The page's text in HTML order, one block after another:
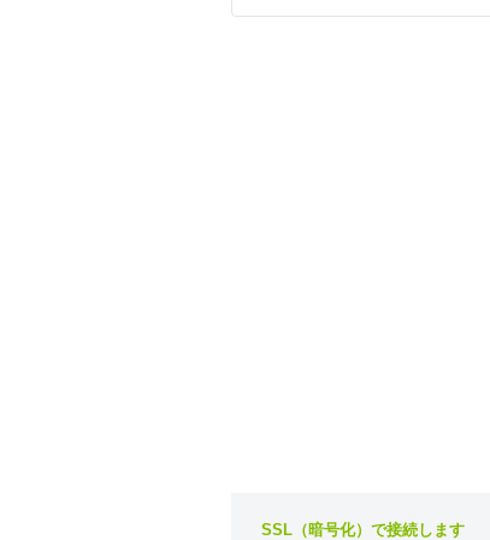
SSL（暗号化）で接続します